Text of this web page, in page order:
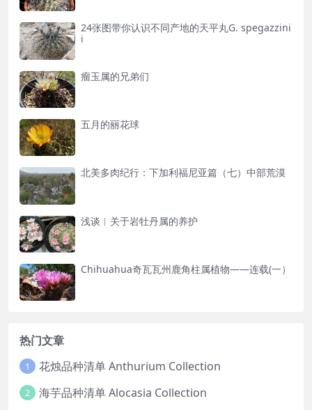
24张图带你认识不同产地的天平丸G. spegazzini
i
瘤玉属的兄弟们
五月的丽花球
北美多肉纪行：下加利福尼亚篇（七）中部荒漠
浅谈︱关于岩牡丹属的养护
Chihuahua奇瓦瓦州鹿角柱属植物——连载(一）
热门文章
1 花烛品种清单 Anthurium Collection
2 海芋品种清单 Alocasia Collection